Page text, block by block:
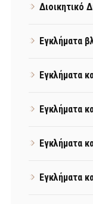
Διοικητικό
Εγκλήματα
Εγκλήματα
Εγκλήματα
Εγκλήματα
Εγκλήματα